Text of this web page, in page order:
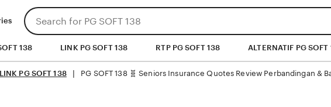
Search
for
items
or
shops
138 LINK PG SOFT 138 RTP PG SOFT 138 ALTERNATIF PG SOFT
LINK PG SOFT 138 PG SOFT 138 🧬 Seniors Insurance Quotes Review Perbandingan &